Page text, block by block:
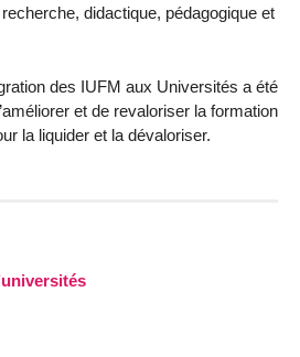
didactique, pédagogique et
des IUFM aux Universités a été
et de revaloriser la formation
la liquider et la dévaloriser.